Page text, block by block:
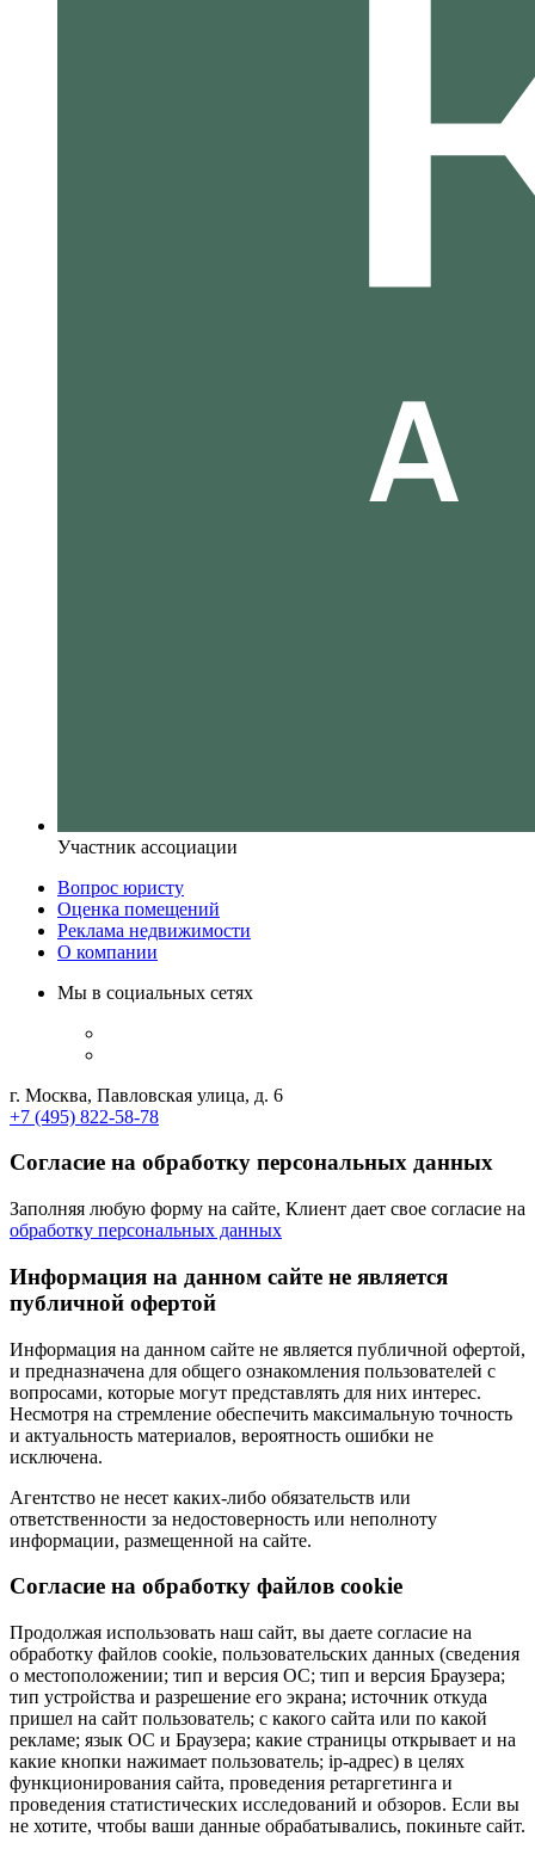
Участник ассоциации
Вопрос юристу
Оценка помещений
Реклама недвижимости
О компании
Мы в социальных сетях
г. Москва, Павловская улица, д. 6
+7 (495) 822-58-78
Согласие на обработку персональных данных
Заполняя любую форму на сайте, Клиент дает свое согласие на
обработку персональных данных
Информация на данном сайте не является
публичной офертой
Информация на данном сайте не является публичной офертой,
и предназначена для общего ознакомления пользователей с
вопросами, которые могут представлять для них интерес.
Несмотря на стремление обеспечить максимальную точность
и актуальность материалов, вероятность ошибки не
исключена.
Агентство не несет каких-либо обязательств или
ответственности за недостоверность или неполноту
информации, размещенной на сайте.
Cогласие на обработку файлов cookie
Продолжая использовать наш сайт, вы даете согласие на
обработку файлов cookie, пользовательских данных (сведения
о местоположении; тип и версия ОС; тип и версия Браузера;
тип устройства и разрешение его экрана; источник откуда
пришел на сайт пользователь; с какого сайта или по какой
рекламе; язык ОС и Браузера; какие страницы открывает и на
какие кнопки нажимает пользователь; ip-адрес) в целях
функционирования сайта, проведения ретаргетинга и
проведения статистических исследований и обзоров. Если вы
не хотите, чтобы ваши данные обрабатывались, покиньте сайт.